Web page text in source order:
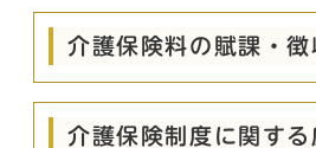
介護保険料の賦課・徴
介護保険制度に関する